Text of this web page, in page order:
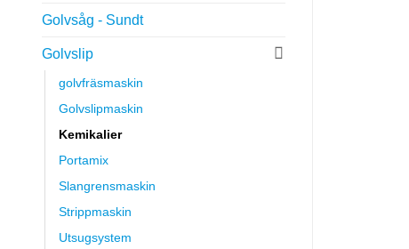
Golvsåg - Sundt
Golvslip
golvfräsmaskin
Golvslipmaskin
Kemikalier
Portamix
Slangrensmaskin
Strippmaskin
Utsugsystem